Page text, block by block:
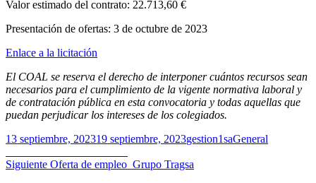
Valor estimado del contrato: 22.713,60 €
Presentación de ofertas: 3 de octubre de 2023
Enlace a la licitación
El COAL se reserva el derecho de interponer cuántos recursos sean
necesarios para el cumplimiento de la vigente normativa laboral y
de contratación pública en esta convocatoria y todas aquellas que
puedan perjudicar los intereses de los colegiados.
Publicado
13 septiembre, 202319 septiembre, 2023Autor
gestion1saCategorías
General
Navegación
de
anterior:
Siguiente Entrada
Oferta de empleo_Grupo Tragsa